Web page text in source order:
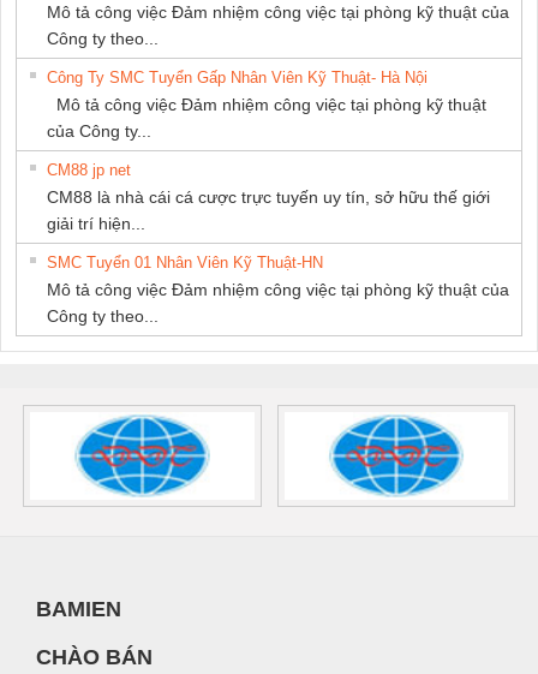
Mô tả công việc Đảm nhiệm công việc tại phòng kỹ thuật của
Công ty theo...
Công Ty SMC Tuyển Gấp Nhân Viên Kỹ Thuật- Hà Nội
Mô tả công việc Đảm nhiệm công việc tại phòng kỹ thuật
của Công ty...
CM88 jp net
CM88 là nhà cái cá cược trực tuyến uy tín, sở hữu thế giới
giải trí hiện...
SMC Tuyển 01 Nhân Viên Kỹ Thuật-HN
Mô tả công việc Đảm nhiệm công việc tại phòng kỹ thuật của
Công ty theo...
BAMIEN
CHÀO BÁN